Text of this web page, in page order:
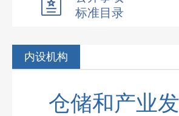
标准目录
内设机构
仓储和产业